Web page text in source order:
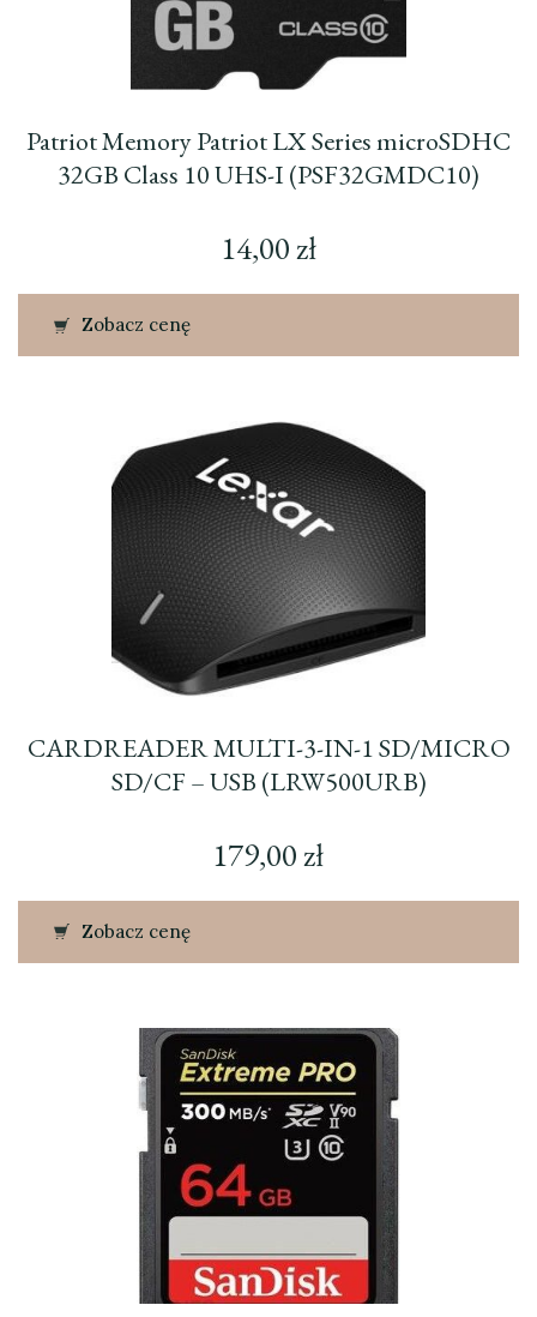
Patriot Memory Patriot LX Series microSDHC
32GB Class 10 UHS-I (PSF32GMDC10)
14,00zł
Zobacz cenę
CARDREADER MULTI-3-IN-1 SD/MICRO
SD/CF – USB (LRW500URB)
179,00zł
Zobacz cenę